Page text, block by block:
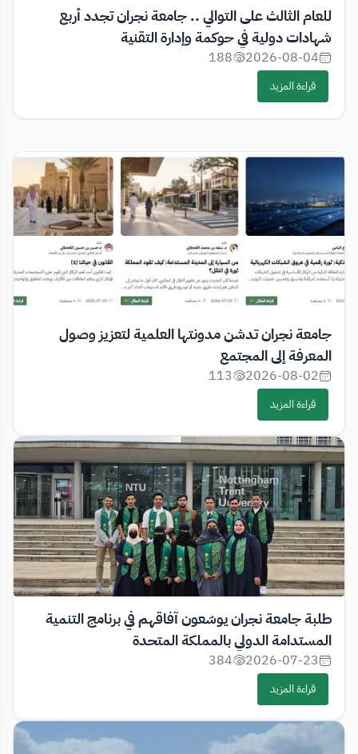
للعام الثالث على التوالي .. جامعة نجران تجدد أربع
شهادات دولية في حوكمة وإدارة التقنية
2026-08-04
188
قراءة المزيد
جامعة نجران تدشن مدونتها العلمية لتعزيز وصول
المعرفة إلى المجتمع
2026-08-02
113
قراءة المزيد
طلبة جامعة نجران يوسّعون آفاقهم في برنامج التنمية
المستدامة الدولي بالمملكة المتحدة
2026-07-23
384
قراءة المزيد